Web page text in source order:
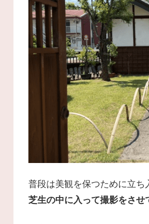
普段は美観を保つために立
芝生の中に入って撮影をさせ